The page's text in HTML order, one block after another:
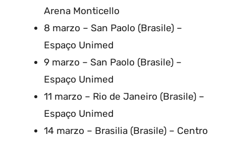
Arena Monticello
8 marzo – San Paolo (Brasile) –
Espaço Unimed
9 marzo – San Paolo (Brasile) –
Espaço Unimed
11 marzo – Rio de Janeiro (Brasile) –
Espaço Unimed
14 marzo – Brasilia (Brasile) – Centro